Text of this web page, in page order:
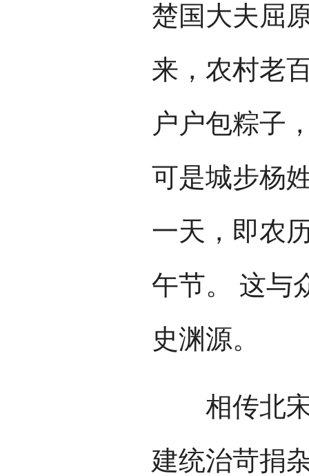
楚国大夫屈
来，农村老
户户包粽子
可是城步杨
一天，即农
午节。 这与
史渊源。
相传北宋
建统治苛捐